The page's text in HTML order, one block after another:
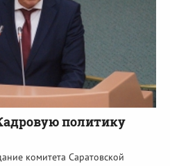
политику
комитета Саратовской